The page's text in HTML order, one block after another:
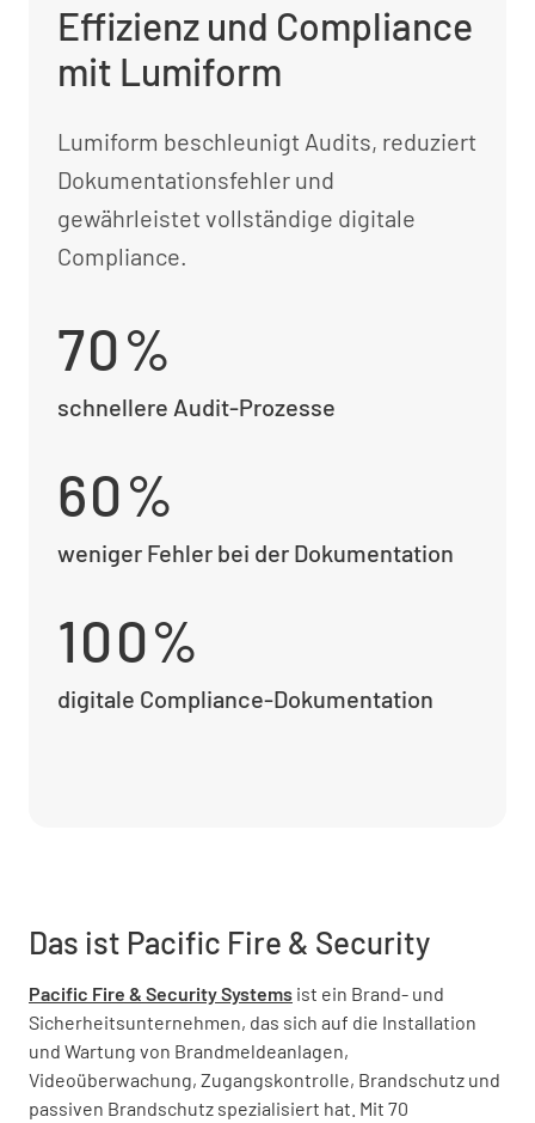
Effizienz und Compliance
mit Lumiform
Lumiform beschleunigt Audits, reduziert
Dokumentationsfehler und
gewährleistet vollständige digitale
Compliance.
70%
schnellere Audit-Prozesse
60%
weniger Fehler bei der Dokumentation
100%
digitale Compliance-Dokumentation
Das ist Pacific Fire & Security
Pacific Fire & Security Systems ist ein Brand- und
Sicherheitsunternehmen, das sich auf die Installation
und Wartung von Brandmeldeanlagen,
Videoüberwachung, Zugangskontrolle, Brandschutz und
passiven Brandschutz spezialisiert hat. Mit 70